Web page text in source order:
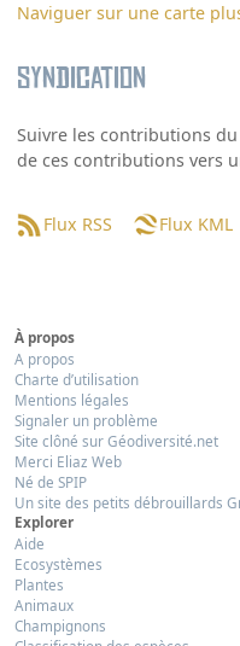
Naviguer sur une carte
Syndication
Suivre les contributions
de ces contributions vers
Flux RSS Flux KML
À propos
A propos
Charte d’utilisation
Mentions légales
Signaler un problème
Site clôné sur Géodiversité.net
Merci Eliaz Web
Né de SPIP
Un site des petits débrouillards
Explorer
Aide
Ecosystèmes
Plantes
Animaux
Champignons